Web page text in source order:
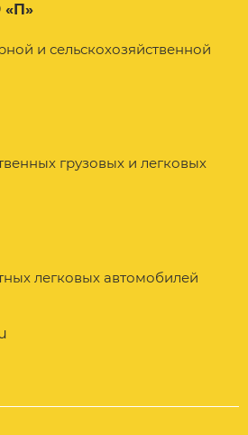
«П»
и сельскохозяйственной
грузовых и легковых
легковых автомобилей